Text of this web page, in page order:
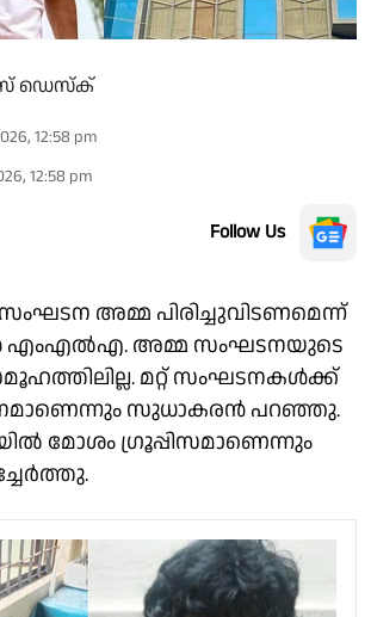
ഡെസ്ക്
12:58 pm
12:58 pm
Follow Us
അമ്മ പിരിച്ചുവിടണമെന്ന്
എംഎൽഎ. അമ്മ സംഘടനയുടെ
മറ്റ് സംഘടനകൾക്ക്
സുധാകരൻ പറഞ്ഞു.
മോശം ഗ്രൂപ്പിസമാണെന്നും